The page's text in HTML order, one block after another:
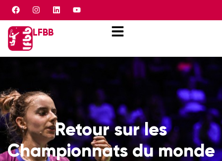
Panneau de gestion des cookies
LFBB
Retour sur les
Championnats du monde